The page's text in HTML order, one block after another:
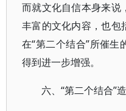
而就文化自信本身来说
丰富的文化内容，也包
在“第二个结合”所催
得到进一步增强。
六、“第二个结合”